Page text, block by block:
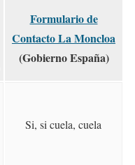
Formulario de
Contacto La Moncloa
(Gobierno España)
Si, si cuela, cuela